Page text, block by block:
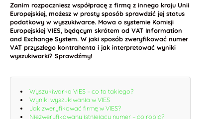
Zanim rozpoczniesz współpracę z firmą z innego kraju Unii
Europejskiej, możesz w prosty sposób sprawdzić jej status
podatkowy w wyszukiwarce. Mowa o systemie Komisji
Europejskiej VIES, będącym skrótem od VAT Information
and Exchange System. W jaki sposób zweryfikować numer
VAT przyszłego kontrahenta i jak interpretować wyniki
wyszukiwarki? Sprawdźmy!
Wyszukiwarka VIES – co to takiego?
Wyniki wyszukiwania w VIES
Jak zweryfikować firmę w VIES?
Niezweryfikowany istniejący numer – co robić?